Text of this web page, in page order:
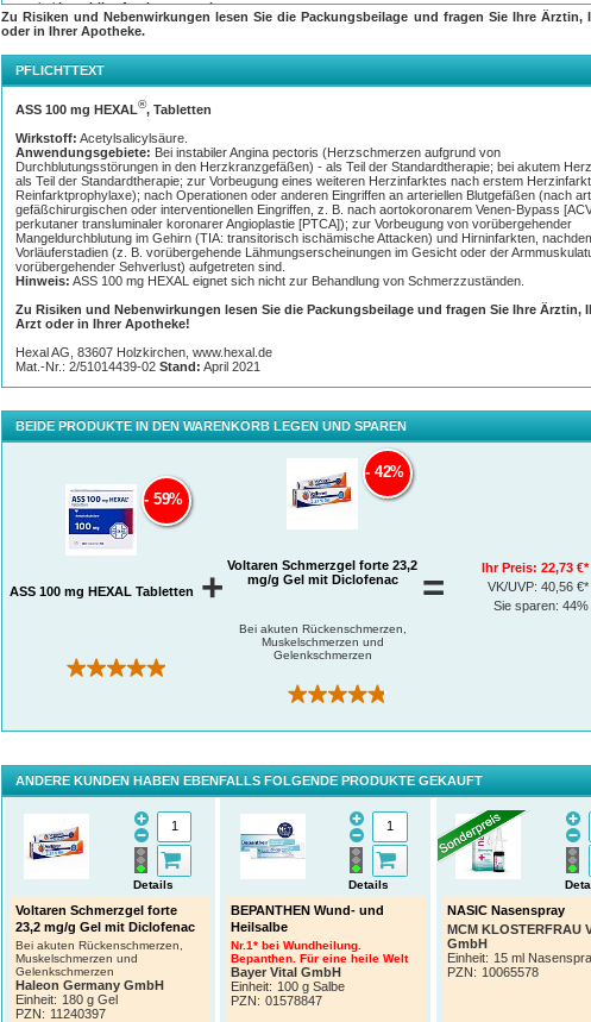
beiinstabiler Angina pectoris
beiakutem Herzinfarkt
nachOperationen oder anderen Eingriffen an arteriellen Blutgefäßen
nachdem Vorläuferstadien aufgetreten sind
entscheidet der therapierende Arzt.
Wie verläuft die Einnahme bei Schwangerschaft und Stillzeit?
Einnahme bei Schwangeren: In den ersten beiden Schwangerschaftsdritteln dürfen Sie ASS 100
HEXAL®nur auf Anordnung Ihres behandelnden Arztes einnehmen. Im letzten
dürfen Sie Acetylsalicylsäurewegen eines erhöhten Risikos von Komplikationen für Mutter und Kind
in einer Dosierung von mehr als 150 mg pro Tag und nur bei ärztlicher Anordnung einnehmen.
Einnahme bei Stillenden:Der Wirkstoff Acetylsalicylsäure und seine Abbauprodukte gehen in
Mengen in die Muttermilch über. Nachteilige Folgen für den Säugling sind bei einer Tagesdosis von
150 mg nicht bekannt. Bei Einnahmen höherer Mengen sollte abgestillt werden.
Welche Nebenwirkungen können auftreten?
Häufigkommt es zu Magen-Darm-Beschwerden wie:
Sodbrennen
Übelkeit
Erbrechen
Mikroblutungen
Gelegentlichkönnen Magen- oder Darmblutungen auftreten. In diesen Fällen kann nach längerer
Anwendung des Mittels eine Form der Blutarmut, die sogenannte Eisenmangelanämie entstehen.
einer schweren Magenblutung sind schwarzer Stuhl und blutiges Erbrechen. Hier ist sofort der zu
behandelnde Arzt zu verständigen. Auch Magen-Darm-Geschwüre und Entzündungen im Magen-
Trakt gehören zu den gelegentlichen Magen-Darm-Erkrankungen bei der Einnahme von ASS 100 mg
®
Weitere Nebenwirkungen sowie Wechselwirkungen mit anderen Mitteln entnehmen Sie bitte der
Verpackungsbeilage.
Zu Risiken und Nebenwirkungen lesen Sie die Packungsbeilage und fragen Sie Ihre Ärztin,
oder in Ihrer Apotheke.
PFLICHTTEXT
ASS 100 mg HEXAL®, Tabletten
Wirkstoff: Acetylsalicylsäure.
Anwendungsgebiete: Bei instabiler Angina pectoris (Herzschmerzen aufgrund von
Durchblutungsstörungen in den Herzkranzgefäßen) - als Teil der Standardtherapie; bei akutem
als Teil der Standardtherapie; zur Vorbeugung eines weiteren Herzinfarktes nach erstem
Reinfarktprophylaxe); nach Operationen oder anderen Eingriffen an arteriellen Blutgefäßen (nach
gefäßchirurgischen oder interventionellen Eingriffen, z. B. nach aortokoronarem Venen-Bypass
perkutaner transluminaler koronarer Angioplastie [PTCA]); zur Vorbeugung von vorübergehender
Mangeldurchblutung im Gehirn (TIA: transitorisch ischämische Attacken) und Hirninfarkten,
Vorläuferstadien (z. B. vorübergehende Lähmungserscheinungen im Gesicht oder der
vorübergehender Sehverlust) aufgetreten sind.
Hinweis: ASS 100 mg HEXAL eignet sich nicht zur Behandlung von Schmerzzuständen.
Zu Risiken und Nebenwirkungen lesen Sie die Packungsbeilage und fragen Sie Ihre Ärztin,
Arzt oder in Ihrer Apotheke!
Hexal AG, 83607 Holzkirchen, www.hexal.de
Mat.-Nr.: 2/51014439-02 Stand: April 2021
BEIDE PRODUKTE IN DEN WARENKORB LEGEN UND SPAREN
ASS 100 mg HEXAL Tabletten
(8)
59%
+
Voltaren Schmerzgel forte 23,2
mg/g Gel mit Diclofenac
Bei akuten Rückenschmerzen,
Muskelschmerzen und
Gelenkschmerzen
(228)
42%
= Ihr Preis:22,73 €*
VK/UVP:40,56 €*
Sie sparen:44%
ANDERE KUNDEN HABEN EBENFALLS FOLGENDE PRODUKTE GEKAUFT
Voltaren Schmerzgel forte
23,2 mg/g Gel mit Diclofenac
Bei akuten Rückenschmerzen,
Muskelschmerzen und
Gelenkschmerzen
Haleon Germany GmbH
Einheit: 180 g Gel
PZN: 11240397
Details
BEPANTHEN Wund- und
Heilsalbe
Nr.1* bei Wundheilung.
Bepanthen. Für eine heile Welt
Bayer Vital GmbH
Einheit: 100 g Salbe
PZN: 01578847
Details
NASIC Nasenspray
MCM KLOSTERFRAU
GmbH
Einheit: 15 ml
PZN: 10065578